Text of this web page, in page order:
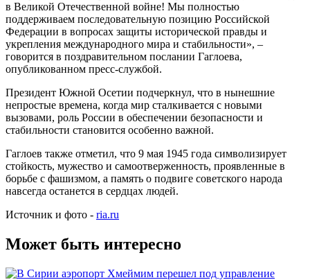
в Великой Отечественной войне! Мы полностью
поддерживаем последовательную позицию Российской
Федерации в вопросах защиты исторической правды и
укрепления международного мира и стабильности», –
говорится в поздравительном послании Гаглоева,
опубликованном пресс-службой.
Президент Южной Осетии подчеркнул, что в нынешние
непростые времена, когда мир сталкивается с новыми
вызовами, роль России в обеспечении безопасности и
стабильности становится особенно важной.
Гаглоев также отметил, что 9 мая 1945 года символизирует
стойкость, мужество и самоотверженность, проявленные в
борьбе с фашизмом, а память о подвиге советского народа
навсегда останется в сердцах людей.
Источник и фото - ria.ru
Может быть интересно